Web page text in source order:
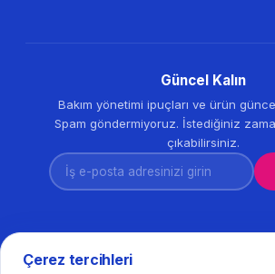
Güncel Kalın
Bakım yönetimi ipuçları ve ürün
Spam göndermiyoruz. İstediğiniz
çıkabilirsiniz.
İş e-posta adresinizi girin
Çerez tercihleri